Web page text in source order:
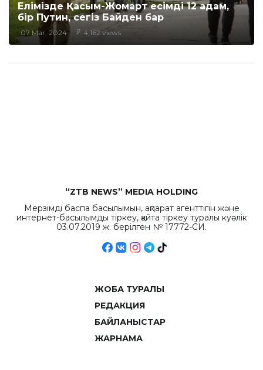
Елімізде Қасым-Жомарт есімді 12 адам,
бір Путин, сегіз Байден бар
07 Mar, 2024 4,162 views
“ZTB NEWS” MEDIA HOLDING
Мерзімді баспа басылымын, ақпарат агенттігін және
интернет-басылымды тіркеу, қайта тіркеу туралы куәлік
03.07.2019 ж. берілген № 17772-СИ.
ЖОБА ТУРАЛЫ
РЕДАКЦИЯ
БАЙЛАНЫСТАР
ЖАРНАМА